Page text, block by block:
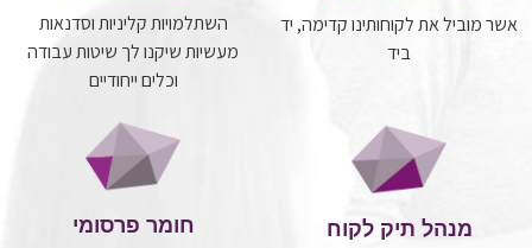
אשר מוביל את לקוחותינו קדימה, יד
ביד
השתלמויות קליניות וסדנאות
מעשיות שיקנו לך שיטות עבודה
וכלים ייחודיים
מנהל תיק לקוח חומר פרסומי